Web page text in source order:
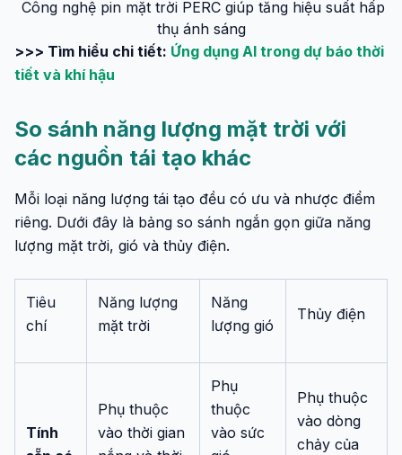
Công nghệ pin mặt trời PERC giúp tăng hiệu suất hấp
thụ ánh sáng
>>> Tìm hiểu chi tiết: Ứng dụng AI trong dự báo thời
tiết và khí hậu
So sánh năng lượng mặt trời với
các nguồn tái tạo khác
Mỗi loại năng lượng tái tạo đều có ưu và nhược điểm
riêng. Dưới đây là bảng so sánh ngắn gọn giữa năng
lượng mặt trời, gió và thủy điện.
Tiêu
chí
Năng lượng
mặt trời
Năng
lượng gió
Thủy điện
Tính
Phụ thuộc
vào thời gian
Phụ
thuộc
vào sức
Phụ thuộc
vào dòng
chảy của